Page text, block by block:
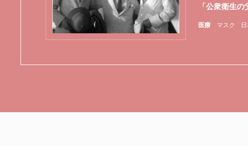
医療 マスク
「公衆衛生